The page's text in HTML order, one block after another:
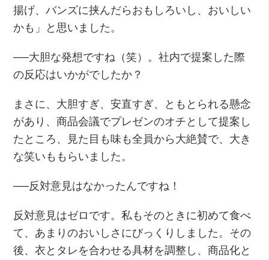
揚げ、バンズに挟んだらおもしろいし、おいしい
かも」と思いました。
──大胆な発想ですね（笑）。社内で提案した際
の反応はいかがでしたか？
まさに、大胆すぎ、安直すぎ、ともとられる懸念
があり、商品会議でプレゼンのオチとして提案し
たところ、見た目も味も全員から大絶賛で、大き
な笑いももらいました。
──反対意見はなかったんですね！
反対意見はゼロです。私もそのときに初めて食べ
て、あまりのおいしさにびっくりしました。その
後、衣とタレを合わせる具材を調整し、商品化と